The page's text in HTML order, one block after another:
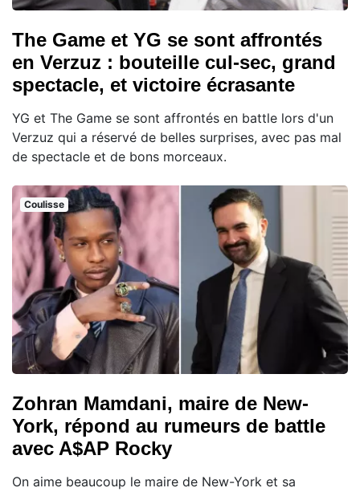
The Game et YG se sont affrontés
en Verzuz : bouteille cul-sec, grand
spectacle, et victoire écrasante
YG et The Game se sont affrontés en battle lors d'un
Verzuz qui a réservé de belles surprises, avec pas mal
de spectacle et de bons morceaux.
Coulisse
Zohran Mamdani, maire de New-
York, répond au rumeurs de battle
avec A$AP Rocky
On aime beaucoup le maire de New-York et sa